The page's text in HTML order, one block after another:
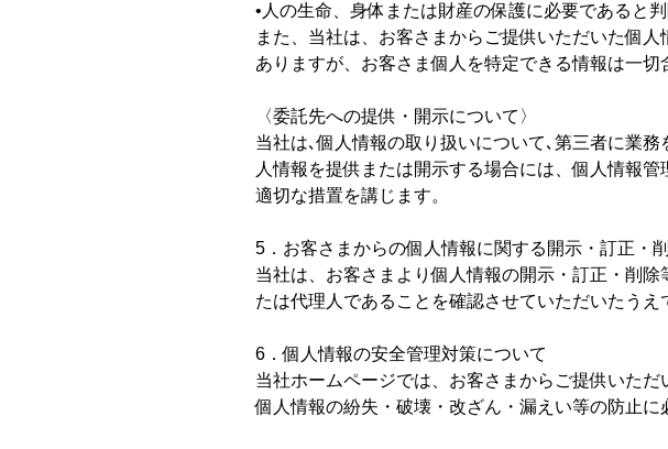
•人の生命、身体または財産の保護に必要であると
また、当社は、お客さまからご提供いただいた個
ありますが、お客さま個人を特定できる情報は一切
〈委託先への提供・開示について〉
当社は､個人情報の取り扱いについて､第三者に業
人情報を提供または開示する場合には、個人情報
適切な措置を講じます。
5．お客さまからの個人情報に関する開示・訂正・
当社は、お客さまより個人情報の開示・訂正・削
たは代理人であることを確認させていただいたうえ
6．個人情報の安全管理対策について
当社ホームページでは、お客さまからご提供いた
個人情報の紛失・破壊・改ざん・漏えい等の防止に